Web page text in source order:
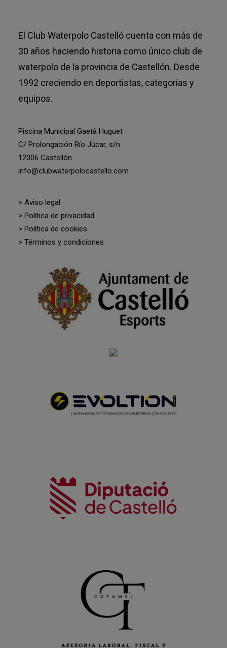
El Club Waterpolo Castelló cuenta con más de
30 años haciendo historia como único club de
waterpolo de la provincia de Castellón. Desde
1992 creciendo en deportistas, categorías y
equipos.
Piscina Municipal Gaetà Huguet
C/ Prolongación Río Júcar, s/n
12006 Castellón
info@clubwaterpolocastello.com
> Aviso legal
> Política de privacidad
> Política de cookies
> Términos y condiciones